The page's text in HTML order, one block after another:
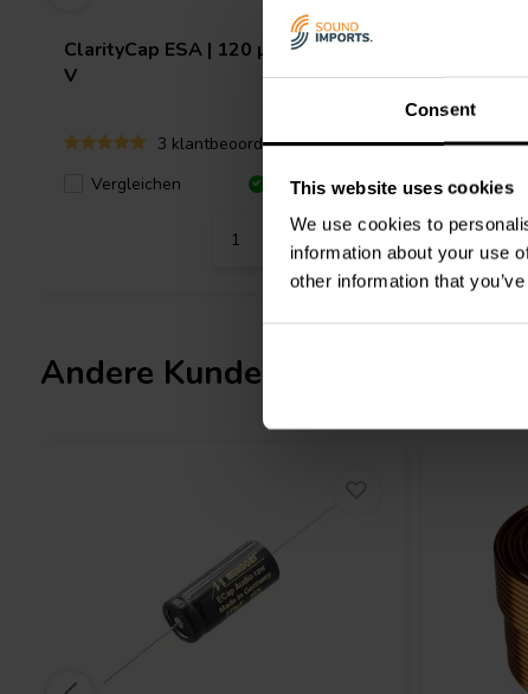
Consent
This website uses cookies
We use cookies to
information about your use
other information that
ClarityCap ESA | 120 µF | 3% | 250
V
3 klantbeoordelingen
Vergleichen
10+ Auf Lager
V
Andere Kunden kauften auch